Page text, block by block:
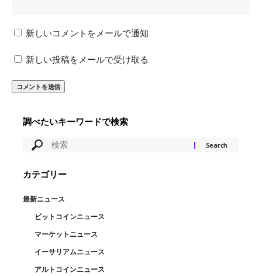
新しいコメントをメールで通知
新しい投稿をメールで受け取る
調べたいキーワードで検索
カテゴリー
最新ニュース
ビットコインニュース
マーケットニュース
イーサリアムニュース
アルトコインニュース